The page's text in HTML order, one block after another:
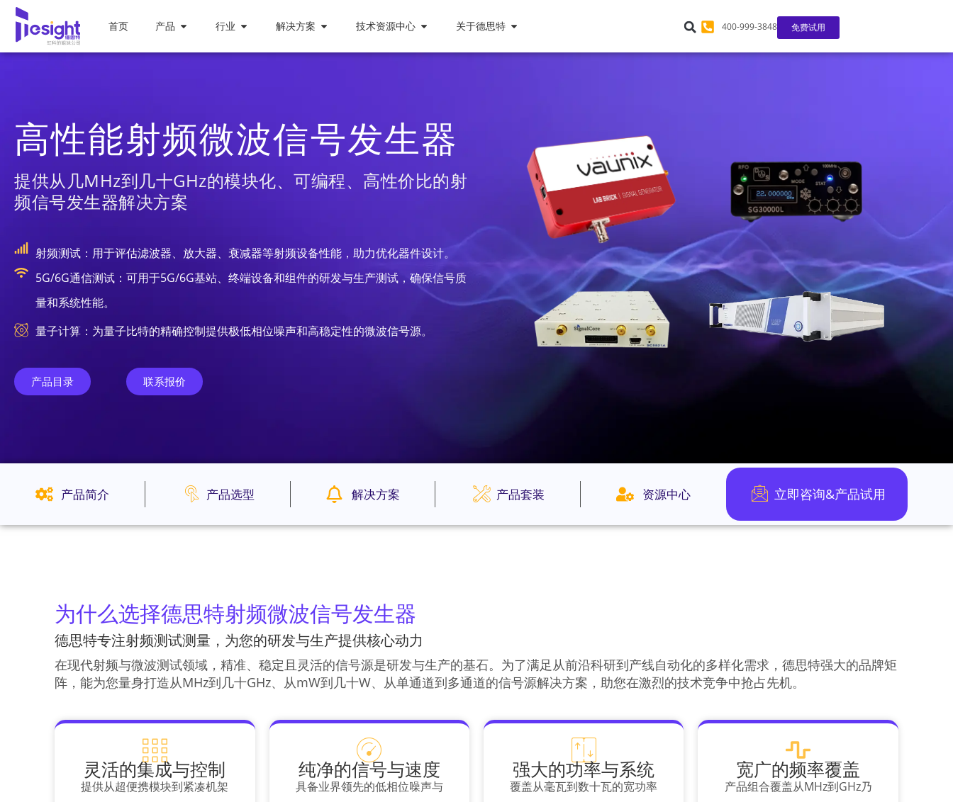
首页 产品 行业 解决方案 技术资源中心 关于德思特 400-999-3848 免费试用
高性能射频微波信号发生器
提供从几MHz到几十GHz的模块化、可编程、高性价比的射
频信号发生器解决方案
射频测试：用于评估滤波器、放大器、衰减器等射频设备性能，助力优化器件设计。
5G/6G通信测试：可用于5G/6G基站、终端设备和组件的研发与生产测试，确保信号质
量和系统性能。
量子计算：为量子比特的精确控制提供极低相位噪声和高稳定性的微波信号源。
产品目录 联系报价
产品简介 产品选型 解决方案 产品套装 资源中心 立即咨询&产品试用
为什么选择德思特射频微波信号发生器
德思特专注射频测试测量，为您的研发与生产提供核心动力
在现代射频与微波测试领域，精准、稳定且灵活的信号源是研发与生产的基石。为了满足从前沿科研到产线自动化的多样化需求，德思特强大的品牌矩
阵，能为您量身打造从MHz到几十GHz、从mW到几十W、从单通道到多通道的信号源解决方案，助您在激烈的技术竞争中抢占先机。
灵活的集成与控制
提供从超便携模块到紧凑机架
纯净的信号与速度
具备业界领先的低相位噪声与
强大的功率与系统
覆盖从毫瓦到数十瓦的宽功率
宽广的频率覆盖
产品组合覆盖从MHz到GHz乃